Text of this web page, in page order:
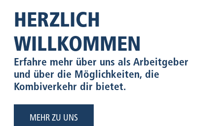
HERZLICH
WILLKOMMEN
Erfahre mehr über uns als Arbeitgeber
und über die Möglichkeiten, die
Kombiverkehr dir bietet.
MEHR ZU UNS